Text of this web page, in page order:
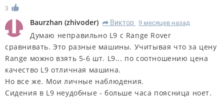
3
Baurzhan (zhivoder) R Виктор 9 месяцев назад
Думаю неправильно L9 c Range Rover
сравнивать. Это разные машины. Учитывая что за цену
Range можно взять 5-6 шт. L9... по соотношению цена
качество L9 отличная машина.
Но все же. Мои личные наблюдения.
Сидения в L9 неудобные - больше часа поясница ноет.